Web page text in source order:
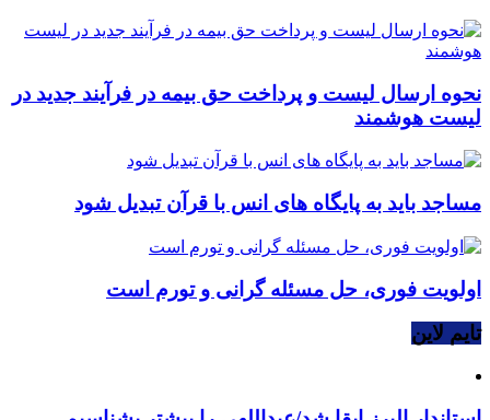
نحوه ارسال لیست و پرداخت حق بیمه در فرآیند جدید در
لیست هوشمند
مساجد باید به پایگاه های انس با قرآن تبدیل شود
اولویت فوری، حل مسئله گرانی و تورم است
تایم لاین